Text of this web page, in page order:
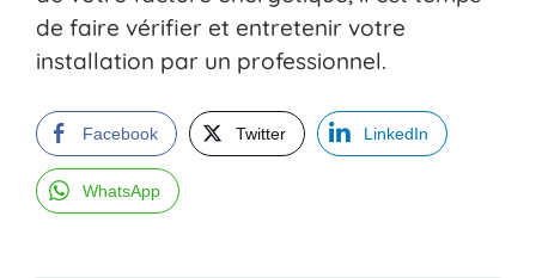
de faire vérifier et entretenir votre
installation par un professionnel.
Facebook Twitter LinkedIn
WhatsApp